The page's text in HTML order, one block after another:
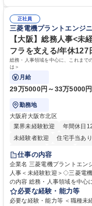
募集職種 【大阪・京都・滋賀
えて、お客様や社員の状況に
待され。組織を支えるスペシ
社員から頼られる存在になる
務の持ち帰りも禁止されており
歴・資格 学歴：大学院 大学
正社員
三菱電機プラントエンジ
【大阪】総務人事<未
フラを支える/年休127
総務・人事領域を中心に、これまで
は＞
月給
29万5000円～33万5000円
勤務地
大阪府大阪市北区
業界未経験歓迎
年間休日
未経験者歓迎
住宅手当あり
退職金あり
駅近5分以内
土日祝休み
仕事の内容
企業名 三菱電機プラントエンジニアリン
人事＜未経験歓迎＞◇三菱電機
の内容 総務・人事領域を中心
します。 ＜具体的には＞ ・総務/人事労務（給与・社保・勤怠管理など）
・採用・教育研修 ・福利厚生
必要な経験・能力等
必要な経験・能力等 ＜職種未